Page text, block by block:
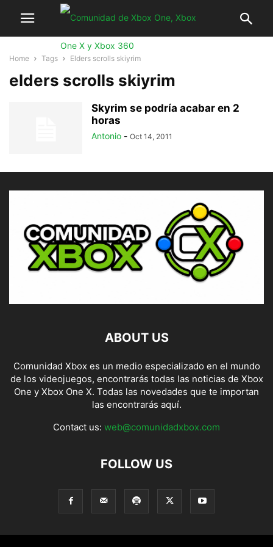
Home Tags Elders scrolls skiyrim
elders scrolls skiyrim
Skyrim se podría acabar en 2
horas
Antonio - Oct 14, 2011
ABOUT US
Comunidad Xbox es un medio especializado en el mundo
de los videojuegos, encontrarás todas las noticias de Xbox
One y Xbox One X. Todas las novedades que te importan
las encontrarás aquí.
Contact us: web@comunidadxbox.com
FOLLOW US